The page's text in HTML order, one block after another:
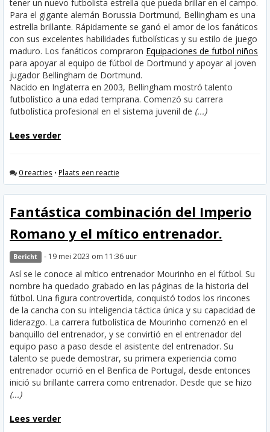
tener un nuevo futbolista estrella que pueda brillar en el campo.
Para el gigante alemán Borussia Dortmund, Bellingham es una
estrella brillante. Rápidamente se ganó el amor de los fanáticos
con sus excelentes habilidades futbolísticas y su estilo de juego
maduro. Los fanáticos compraron Equipaciones de futbol niños
para apoyar al equipo de fútbol de Dortmund y apoyar al joven
jugador Bellingham de Dortmund.
Nacido en Inglaterra en 2003, Bellingham mostró talento
futbolístico a una edad temprana. Comenzó su carrera
futbolística profesional en el sistema juvenil de (...)
Lees verder
0 reacties • Plaats een reactie
Fantástica combinación del Imperio
Romano y el mítico entrenador.
Bericht - 19 mei 2023 om 11:36 uur
Así se le conoce al mítico entrenador Mourinho en el fútbol. Su
nombre ha quedado grabado en las páginas de la historia del
fútbol. Una figura controvertida, conquistó todos los rincones
de la cancha con su inteligencia táctica única y su capacidad de
liderazgo. La carrera futbolística de Mourinho comenzó en el
banquillo del entrenador, y se convirtió en el entrenador del
equipo paso a paso desde el asistente del entrenador. Su
talento se puede demostrar, su primera experiencia como
entrenador ocurrió en el Benfica de Portugal, desde entonces
inició su brillante carrera como entrenador. Desde que se hizo
(...)
Lees verder